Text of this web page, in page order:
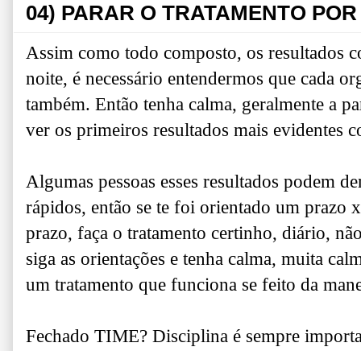
04) PARAR O TRATAMENTO
Assim como todo composto, os resultados
noite, é necessário entendermos que cada
também. Então tenha calma, geralmente a
ver os primeiros resultados mais evidentes
Algumas pessoas esses resultados podem
rápidos, então se te foi orientado um prazo
prazo, faça o tratamento certinho, diário,
siga as orientações e tenha calma, muita
um tratamento que funciona se feito da
Fechado TIME? Disciplina é sempre